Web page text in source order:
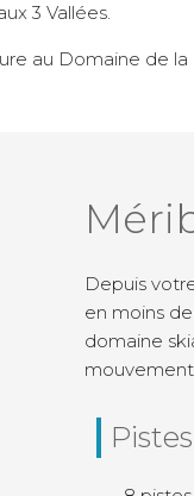
3 Vallées.
au Domaine de
Depuis
en moins
domaine
Pistes